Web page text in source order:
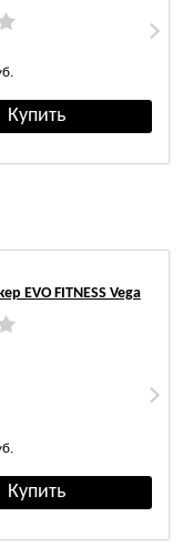
EVO FITNESS Vega